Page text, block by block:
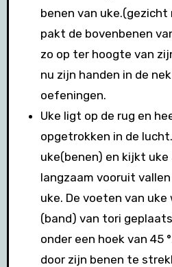
benen van uke.(gezicht
pakt de bovenbenen
zo op ter hoogte van
nu zijn handen in de
oefeningen.
Uke ligt op de rug en
opgetrokken in de
uke(benen) en kijkt uke
langzaam vooruit
uke. De voeten van uke
(band) van tori
onder een hoek van 45
door zijn benen te